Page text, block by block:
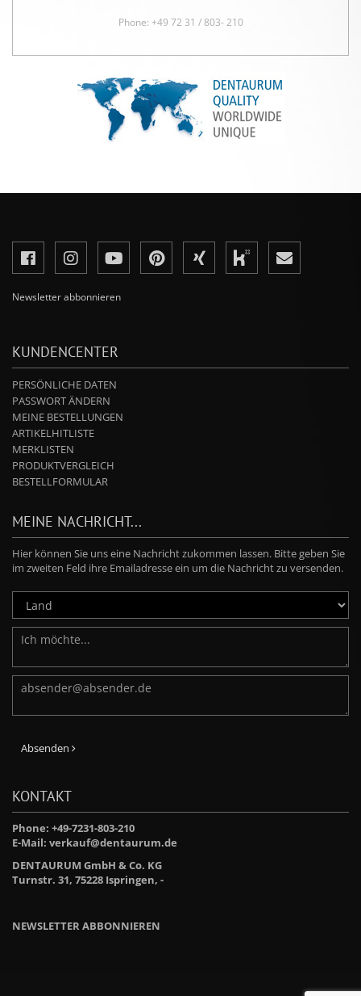
Phone: +49 72 31 / 803- 210
Newsletter abbonnieren
KUNDENCENTER
PERSÖNLICHE DATEN
PASSWORT ÄNDERN
MEINE BESTELLUNGEN
ARTIKELHITLISTE
MERKLISTEN
PRODUKTVERGLEICH
BESTELLFORMULAR
MEINE NACHRICHT...
Hier können Sie uns eine Nachricht zukommen lassen. Bitte geben Sie
im zweiten Feld ihre Emailadresse ein um die Nachricht zu versenden.
Absenden
KONTAKT
Phone: +49-7231-803-210
E-Mail: verkauf@dentaurum.de
DENTAURUM GmbH & Co. KG
Turnstr. 31, 75228 Ispringen, -
NEWSLETTER ABBONNIEREN